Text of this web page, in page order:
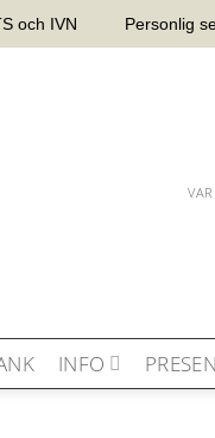
och IVN Personlig
INFO